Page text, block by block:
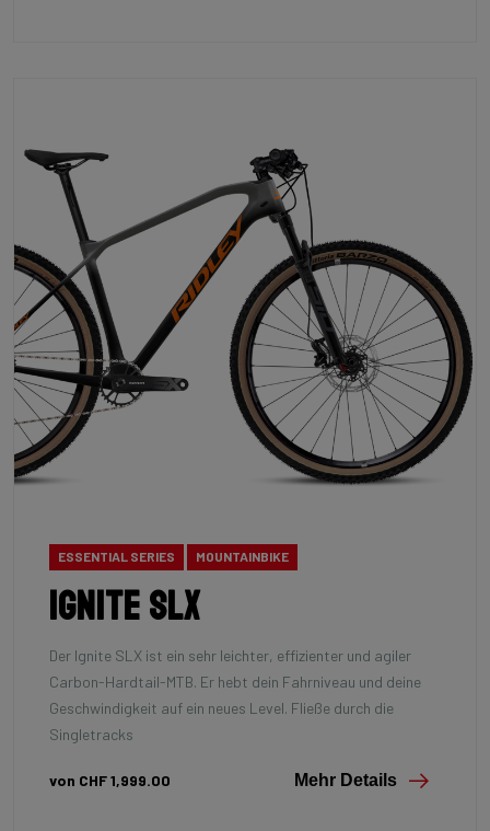
ESSENTIAL SERIES MOUNTAINBIKE
Ignite SLX
Der Ignite SLX ist ein sehr leichter, effizienter und agiler
Carbon-Hardtail-MTB. Er hebt dein Fahrniveau und deine
Geschwindigkeit auf ein neues Level. Fließe durch die
Singletracks
von CHF 1,999.00 Mehr Details